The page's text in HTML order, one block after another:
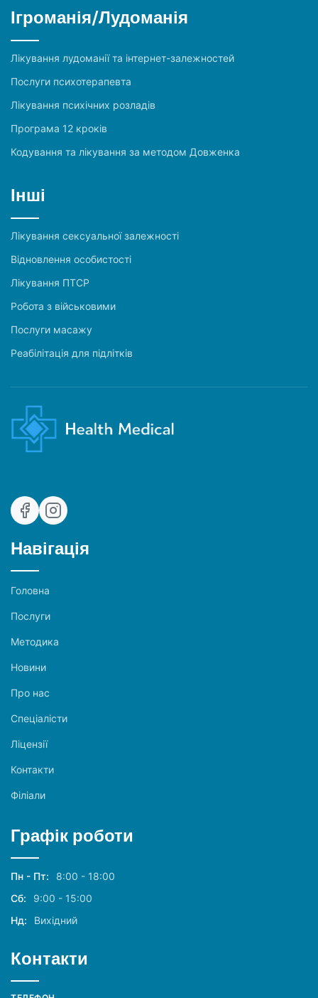
Ігроманія/Лудоманія
Лікування лудоманії та інтернет-залежностей
Послуги психотерапевта
Лікування психічних розладів
Програма 12 кроків
Кодування та лікування за методом Довженка
Інші
Лікування сексуальної залежності
Відновлення особистості
Лікування ПТСР
Робота з військовими
Послуги масажу
Реабілітація для підлітків
Навігація
Головна
Послуги
Методика
Новини
Про нас
Спеціалісти
Ліцензії
Контакти
Філіали
Графік роботи
Пн - Пт:
8:00 - 18:00
Сб:
9:00 - 15:00
Нд:
Вихідний
Контакти